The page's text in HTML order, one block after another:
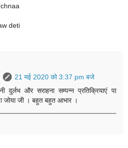
deti
21 मई 2020 को 3:37 pm बजे
और सराहना सम्पन्न प्रतिक्रियाएं पा
जोया जी । बहुत बहुत आभार ।